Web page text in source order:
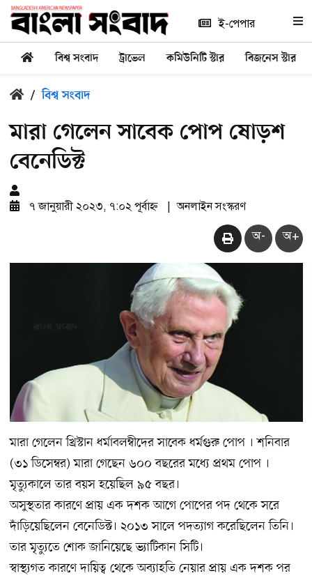
ই-পেপার
বিশ্ব সংবাদ ট্রাভেল কমিউনিটি স্টার বিজনেস স্টার
/ বিশ্ব সংবাদ
মারা গেলেন সাবেক পোপ ষোড়শ
বেনেডিক্ট
৭ জানুয়ারী ২০২৩, ৭:০২ পূর্বাহ্ন অনলাইন সংস্করণ
অ- অ+
মারা গেলেন খ্রিস্টান ধর্মাবলম্বীদের সাবেক ধর্মগুরু পোপ । শনিবার
(৩১ ডিসেম্বর) মারা গেছেন ৬০০ বছরের মধ্যে প্রথম পোপ ।
মৃত্যুকালে তার বয়স হয়েছিল ৯৫ বছর।
অসুস্থতার কারণে প্রায় এক দশক আগে পোপের পদ থেকে সরে
দাঁড়িয়েছিলেন বেনেডিক্ট। ২০১৩ সালে পদত্যাগ করেছিলেন তিনি।
তার মৃত্যুতে শোক জানিয়েছে ভ্যাটিকান সিটি।
স্বাস্থ্যগত কারণে দায়িত্ব থেকে অব্যাহতি নেয়ার প্রায় এক দশক পর